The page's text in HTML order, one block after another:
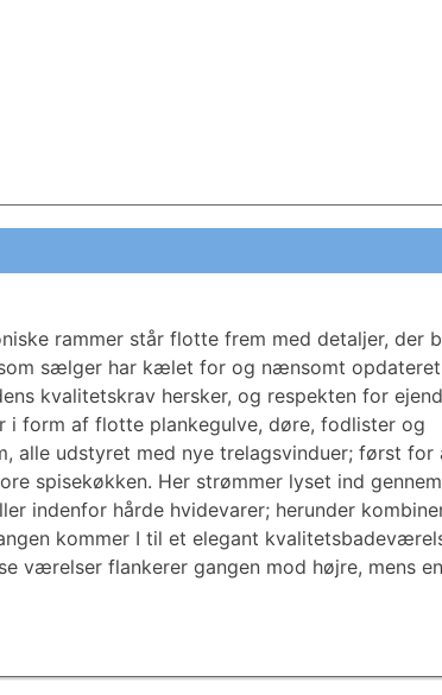
rammer står flotte frem med detaljer, der
sælger har kælet for og nænsomt
kvalitetskrav hersker, og respekten for
i form af flotte plankegulve, døre, fodlister og
alle udstyret med nye trelagsvinduer; først for
spisekøkken. Her strømmer lyset ind
indenfor hårde hvidevarer; herunder
kommer I til et elegant
værelser flankerer gangen mod højre, mens